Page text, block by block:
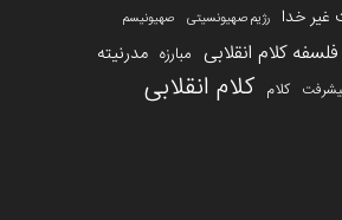
غیر خدا رژیم صهیونسیتی صهیونیسم
فلسفه کلام انقلابی مبارزه مدرنیته
کلام کلام انقلابی